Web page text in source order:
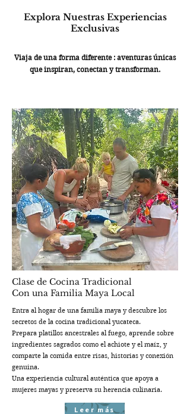
Explora Nuestras Experiencias
Exclusivas
Viaja de una forma diferente : aventuras únicas
que inspiran, conectan y transforman.
Clase de Cocina Tradicional
Con una Familia Maya Local
Entra al hogar de una familia maya y descubre los
secretos de la cocina tradicional yucateca.
Prepara platillos ancestrales al fuego, aprende sobre
ingredientes sagrados como el achiote y el maíz, y
comparte la comida entre risas, historias y conexión
genuina.
Una experiencia cultural auténtica que apoya a
mujeres mayas y preserva su herencia culinaria.
Leer más